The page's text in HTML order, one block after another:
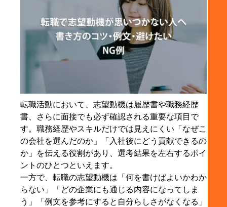
2-2. 背景として転職理由や具体的な経験をつなげ
る
2-3. 「なぜこの会社なのか」を企業研究に基づい
て明確にする
2-4. 入社後にどう貢献したいかで締めくくる
3. 転職の志望動機の書き方を4ステップで整理する方
法
3-1. まずは転職理由を整理して本音と建前を言語
化する
3-2. 応募企業の魅力を求人票・採用ページ・事業
内容から洗い出す
3-3. 自分の経験・強み・実績との接点を見つける
3-4. 「転職理由」「企業の魅力」「貢献」を一貫
した文章にまとめる
転職活動において、志望動機は履歴書や職務経歴
書、さらに面接でも必ず確認される重要な項目で
す。職務経歴やスキルだけでは見えにくい「なぜこ
の会社を選んだのか」「入社後にどう貢献できるの
か」を伝える役割があり、選考結果を左右するポイ
ントのひとつといえます。
一方で、転職の志望動機は「何を書けばよいかわか
らない」「どの企業にも通じる内容になってしま
う」「例文を参考にすると自分らしさがなくなる」